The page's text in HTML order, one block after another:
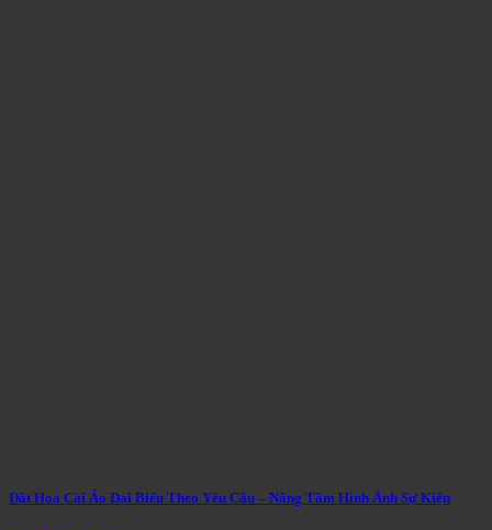
Đặt Hoa Cài Áo Đại Biểu Theo Yêu Cầu – Nâng Tầm Hình Ảnh Sự Kiện